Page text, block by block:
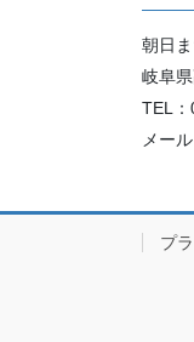
朝日
岐阜
TEL
メー
プ